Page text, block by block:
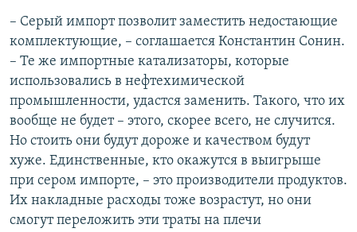
– Серый импорт позволит заместить недостающие
комплектующие, – соглашается Константин Сонин.
– Те же импортные катализаторы, которые
использовались в нефтехимической
промышленности, удастся заменить. Такого, что их
вообще не будет – этого, скорее всего, не случится.
Но стоить они будут дороже и качеством будут
хуже. Единственные, кто окажутся в выигрыше
при сером импорте, – это производители продуктов.
Их накладные расходы тоже возрастут, но они
смогут переложить эти траты на плечи